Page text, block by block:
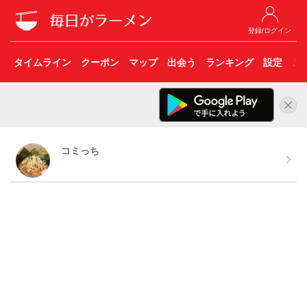
登録/ログイン
タイムライン クーポン マップ 出会う ランキング 設定 こ
コミっち